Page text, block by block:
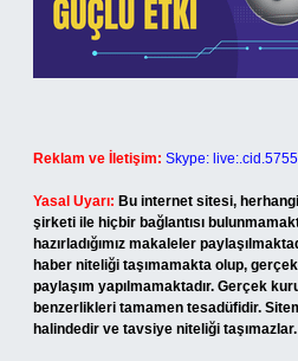
Reklam ve İletişim: Skype:
Yasal Uyarı: Bu internet sitesi,
şirketi ile hiçbir bağlantısı
hazırladığımız makaleler
haber niteliği taşımamakta olup,
paylaşım yapılmamaktadır. Gerçek
benzerlikleri tamamen tesadüfidir.
halindedir ve tavsiye niteliği taşımazlar.